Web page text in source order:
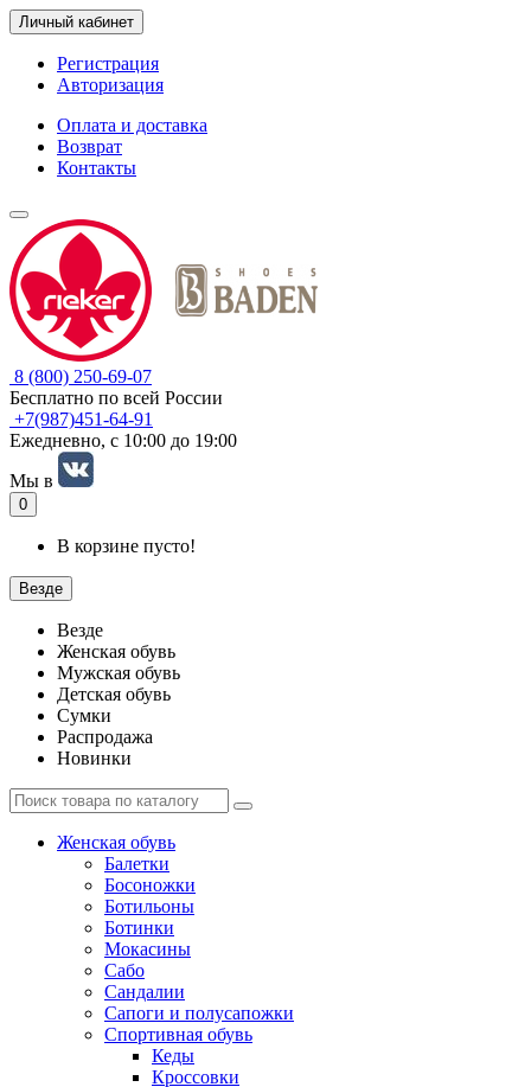
Личный кабинет
Регистрация
Авторизация
Оплата и доставка
Возврат
Контакты
8 (800) 250-69-07
Бесплатно по всей России
+7(987)451-64-91
Ежедневно, с 10:00 до 19:00
Мы в
0
В корзине пусто!
Везде
Везде
Женская обувь
Мужская обувь
Детская обувь
Сумки
Распродажа
Новинки
Женская обувь
Балетки
Босоножки
Ботильоны
Ботинки
Мокасины
Сабо
Сандалии
Сапоги и полусапожки
Спортивная обувь
Кеды
Кроссовки